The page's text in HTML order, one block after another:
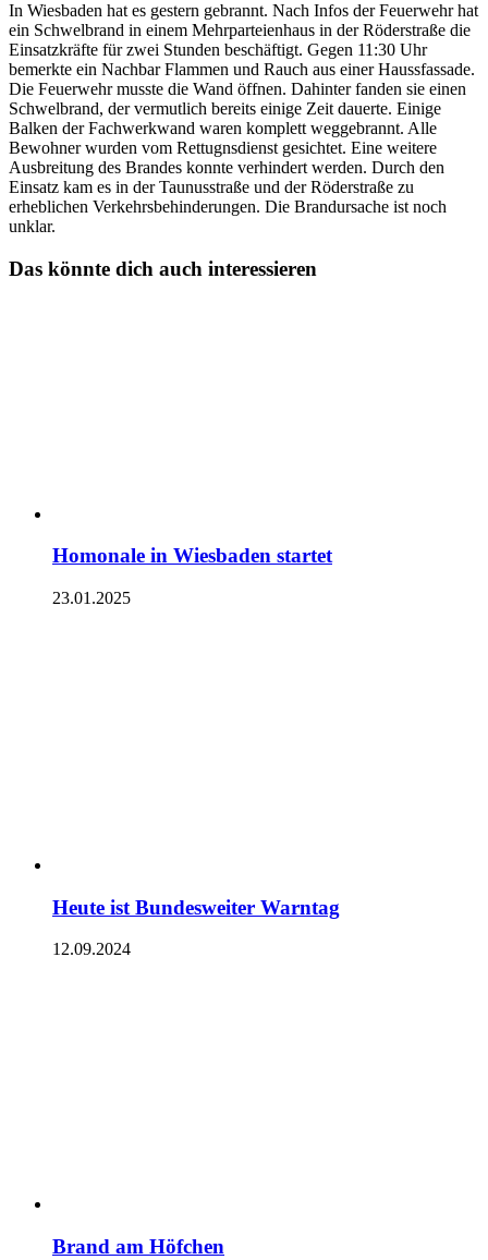
In Wiesbaden hat es gestern gebrannt. Nach Infos der Feuerwehr hat
ein Schwelbrand in einem Mehrparteienhaus in der Röderstraße die
Einsatzkräfte für zwei Stunden beschäftigt. Gegen 11:30 Uhr
bemerkte ein Nachbar Flammen und Rauch aus einer Haussfassade.
Die Feuerwehr musste die Wand öffnen. Dahinter fanden sie einen
Schwelbrand, der vermutlich bereits einige Zeit dauerte. Einige
Balken der Fachwerkwand waren komplett weggebrannt. Alle
Bewohner wurden vom Rettugnsdienst gesichtet. Eine weitere
Ausbreitung des Brandes konnte verhindert werden. Durch den
Einsatz kam es in der Taunusstraße und der Röderstraße zu
erheblichen Verkehrsbehinderungen. Die Brandursache ist noch
unklar.
Das könnte dich auch interessieren
Homonale in Wiesbaden startet
23.01.2025
Heute ist Bundesweiter Warntag
12.09.2024
Brand am Höfchen